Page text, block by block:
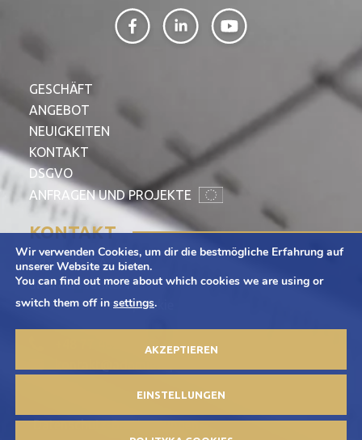
GESCHÄFT
ANGEBOT
NEUIGKEITEN
KONTAKT
DSGVO
ANFRAGEN UND PROJEKTE
KONTAKT
Adamietz S.A.
ul. Braci Prankel 1
47-100 Strzelce Opolskie
+48 77 463 00 65
Datenschutz-Bestimmungen
Wir verwenden Cookies, um dir die bestmögliche Erfahrung auf
unserer Website zu bieten.
You can find out more about which cookies we are using or
switch them off in settings.
AKZEPTIEREN
EINSTELLUNGEN